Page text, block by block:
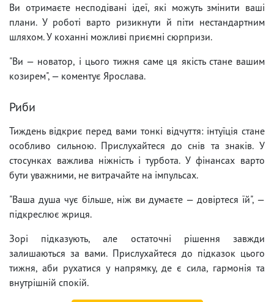
Ви отримаєте несподівані ідеї, які можуть змінити ваші
плани. У роботі варто ризикнути й піти нестандартним
шляхом. У коханні можливі приємні сюрпризи.
"Ви — новатор, і цього тижня саме ця якість стане вашим
козирем", — коментує Ярослава.
Риби
Тиждень відкриє перед вами тонкі відчуття: інтуїція стане
особливо сильною. Прислухайтеся до снів та знаків. У
стосунках важлива ніжність і турбота. У фінансах варто
бути уважними, не витрачайте на імпульсах.
"Ваша душа чує більше, ніж ви думаєте — довіртеся їй", —
підкреслює жриця.
Зорі підказують, але остаточні рішення завжди
залишаються за вами. Прислухайтеся до підказок цього
тижня, аби рухатися у напрямку, де є сила, гармонія та
внутрішній спокій.